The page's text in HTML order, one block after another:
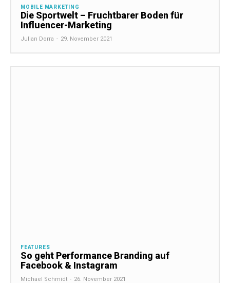
MOBILE MARKETING
Die Sportwelt – Fruchtbarer Boden für
Influencer-Marketing
Julian Dorra - 29. November 2021
FEATURES
So geht Performance Branding auf
Facebook & Instagram
Michael Schmidt - 26. November 2021